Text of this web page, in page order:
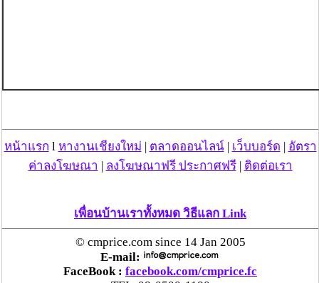
หน้าแรก l หางานเชียงใหม่ | ตลาดออนไลน์| เว็บบอร์ด | อัตรา
ค่าลงโฆษณา | ลงโฆษณาฟรี ประกาศฟรี| ติดต่อเรา
เพื่อนบ้านเราทั้งหมด วิธีแลก Link
© cmprice.com since 14 Jan 2005
E-mail:
FaceBook : facebook.com/cmprice.fc